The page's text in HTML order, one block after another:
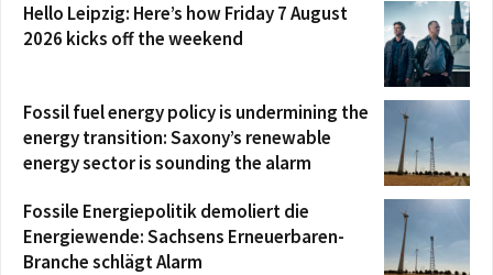
Hello Leipzig: Here’s how Friday 7 August
2026 kicks off the weekend
Fossil fuel energy policy is undermining the
energy transition: Saxony’s renewable
energy sector is sounding the alarm
Fossile Energiepolitik demoliert die
Energiewende: Sachsens Erneuerbaren-
Branche schlägt Alarm